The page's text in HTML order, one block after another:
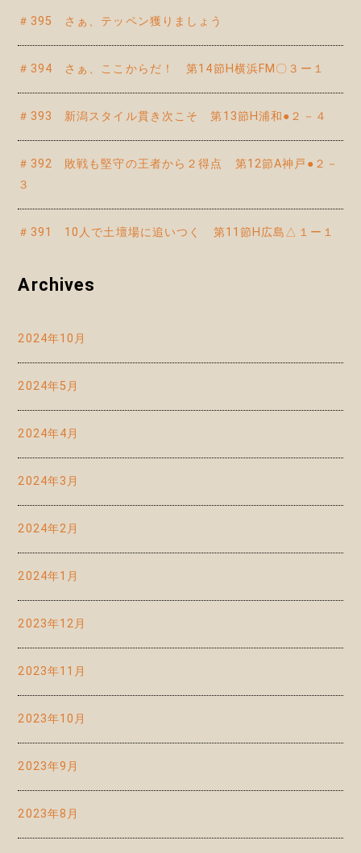
＃395 さぁ、テッペン獲りましょう
＃394 さぁ、ここからだ！ 第14節H横浜FM〇３ー１
＃393 新潟スタイル貫き次こそ 第13節H浦和●２－４
＃392 敗戦も堅守の王者から２得点 第12節A神戸●２－
３
＃391 10人で土壇場に追いつく 第11節H広島△１ー１
Archives
2024年10月
2024年5月
2024年4月
2024年3月
2024年2月
2024年1月
2023年12月
2023年11月
2023年10月
2023年9月
2023年8月